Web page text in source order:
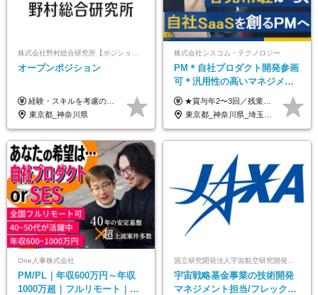
株式会社野村総合研究所【ポジションマッチ登録】
オープンポジション
経験・スキルを考慮の上、決定します。
東京都_神奈川県
株式会社シスコム・テクノロジー
PM＊自社プロダクト開発参画
可＊汎用性の高いマネジメン
トスキル＊年収1000万以上可
★賞与年2〜3回／残業代全額支給／子ども手当（月1万円）／誕生日手当（年1回1万円）★ ＜初年度の想定年収:600万円～800万円＞ 月給50万7000円～70万4000円＋賞与年2回＋決算賞与 ※経験・能力を考慮のうえ決定します。 ※専門性を高めながらチームを牽引する「プロジェクト推進力」を高く評価し、給与へダイレクトに反映します。 ※試用期間6ヶ月（待遇変動なし） 年収800万円以上も⽬指せます。 経験・スキル・前職給与を最大限に考慮し、 ご納得いただける条件を提示します。 【賞与】 年2〜3回支給（7月・12月＋業績により決算賞与） 当社では、目の前の案件による固定報酬だけが評価の全てではありません。 メンバー育成、現場でのポジション拡大、 ナレッジの共有、そして組織づくりへの参画など、 「会社への貢献度（ビジネスプロセス）」 を昇給・賞与へダイレクトに反映しています。 専門性を高める「技術」と、チームを前進させる「プロジェクト推進」。 この両輪を回すことで、確かなスキル成長と年収アップを同時に実現できる環境です。
東京都_神奈川県_埼玉県_千葉県
One人事株式会社
PM/PL｜年収600万円～年収
1000万超｜フルリモート｜
宇宙戦略基金事業の技術開発
マネジメント担当/フレックス